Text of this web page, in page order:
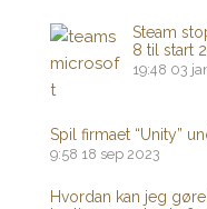
Steam
8 til start
19:48 03
Spil firmaet “Unity”
9:58 18 sep 2023
Hvordan kan jeg